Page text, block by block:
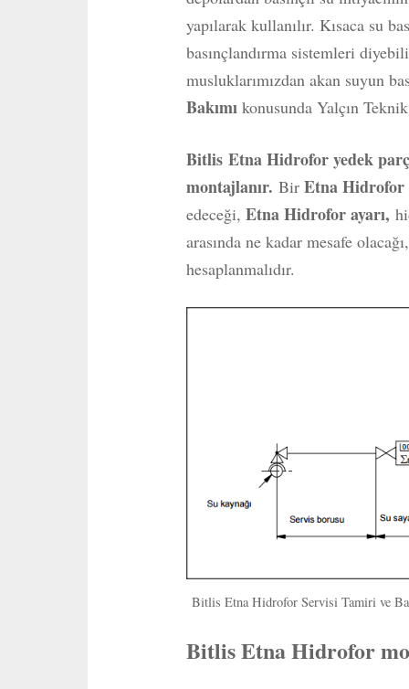
yapılarak kullanılır. Kısaca su
basınçlandırma sistemleri
musluklarımızdan akan suyun
Bakımı konusunda Yalçın
Bitlis Etna Hidrofor yedek
montajlanır. Bir Etna Hidrofor
edeceği, Etna Hidrofor ayarı,
arasında ne kadar mesafe
hesaplanmalıdır.
Bitlis Etna Hidrofor Servisi Tamiri ve
Bitlis Etna Hidrofor